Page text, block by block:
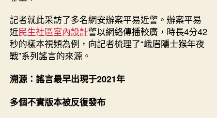
反
復
發
布〉
記者就此采訪了多名網安辦案平易近警。辦案平易
近民生社區室內設計警以網絡傳播較廣，時長4分42
秒的樣本視頻為例，向記者梳理了“峨眉隱士猴年夜
戰”系列謠言的來源。
溯源：謠言最早出現于2021年
多個不實版本被反復發布